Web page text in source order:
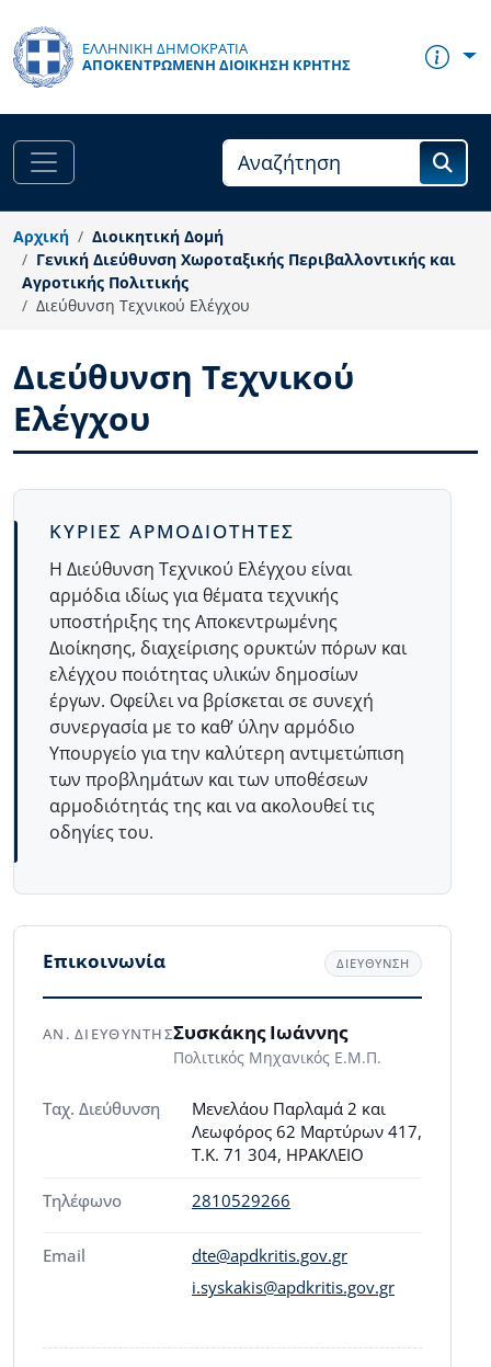
ΕΛΛΗΝΙΚΗ ΔΗΜΟΚΡΑΤΙΑ
ΑΠΟΚΕΝΤΡΩΜΈΝΗ ΔΙΟΊΚΗΣΗ ΚΡΉΤΗΣ
Αρχική
Διοικητική Δομή
Γενική Διεύθυνση Χωροταξικής Περιβαλλοντικής και
Αγροτικής Πολιτικής
Διεύθυνση Τεχνικού Ελέγχου
Διεύθυνση Τεχνικού
Ελέγχου
Body
ΚΥΡΙΕΣ ΑΡΜΟΔΙΟΤΗΤΕΣ
Η Διεύθυνση Τεχνικού Ελέγχου είναι
αρμόδια ιδίως για θέματα τεχνικής
υποστήριξης της Αποκεντρωμένης
Διοίκησης, διαχείρισης ορυκτών πόρων και
ελέγχου ποιότητας υλικών δημοσίων
έργων. Οφείλει να βρίσκεται σε συνεχή
συνεργασία με το καθ’ ύλην αρμόδιο
Υπουργείο για την καλύτερη αντιμετώπιση
των προβλημάτων και των υποθέσεων
αρμοδιότητάς της και να ακολουθεί τις
οδηγίες του.
Επικοινωνία ΔΙΕΥΘΥΝΣΗ
ΑΝ. ΔΙΕΥΘΥΝΤΗΣΣυσκάκης Ιωάννης
Πολιτικός Μηχανικός Ε.Μ.Π.
Ταχ. Διεύθυνση
Μενελάου Παρλαμά 2 και
Λεωφόρος 62 Μαρτύρων 417,
Τ.Κ. 71 304, ΗΡΑΚΛΕΙΟ
Τηλέφωνο 2810529266
Email
dte@apdkritis.gov.gr
i.syskakis@apdkritis.gov.gr